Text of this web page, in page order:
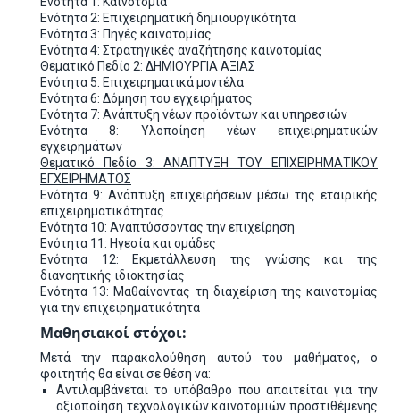
Ενότητα 2: Επιχειρηματική δημιουργικότητα
Ενότητα 3: Πηγές καινοτομίας
Ενότητα 4: Στρατηγικές αναζήτησης καινοτομίας
Θεματικό Πεδίο 2: ΔΗΜΙΟΥΡΓΙΑ ΑΞΙΑΣ
Ενότητα 5: Επιχειρηματικά μοντέλα
Ενότητα 6: Δόμηση του εγχειρήματος
Ενότητα 7: Ανάπτυξη νέων προϊόντων και υπηρεσιών
Ενότητα 8: Υλοποίηση νέων επιχειρηματικών
εγχειρημάτων
Θεματικό Πεδίο 3: ΑΝΑΠΤΥΞΗ ΤΟΥ ΕΠΙΧΕΙΡΗΜΑΤΙΚΟΥ
ΕΓΧΕΙΡΗΜΑΤΟΣ
Ενότητα 9: Ανάπτυξη επιχειρήσεων μέσω της εταιρικής
επιχειρηματικότητας
Ενότητα 10: Αναπτύσσοντας την επιχείρηση
Ενότητα 11: Ηγεσία και ομάδες
Ενότητα 12: Εκμετάλλευση της γνώσης και της
διανοητικής ιδιοκτησίας
Ενότητα 13: Μαθαίνοντας τη διαχείριση της καινοτομίας
για την επιχειρηματικότητα
Μαθησιακοί στόχοι:
Μετά την παρακολούθηση αυτού του μαθήματος, ο
φοιτητής θα είναι σε θέση να:
Αντιλαμβάνεται το υπόβαθρο που απαιτείται για την
αξιοποίηση τεχνολογικών καινοτομιών προστιθέμενης